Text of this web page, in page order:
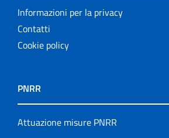
Informazioni per la privacy
Contatti
Cookie policy
PNRR
Attuazione misure PNRR